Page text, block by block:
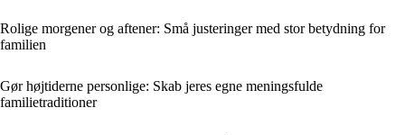
Rolige morgener og aftener: Små justeringer med stor betydning for
familien
Gør højtiderne personlige: Skab jeres egne meningsfulde
familietraditioner